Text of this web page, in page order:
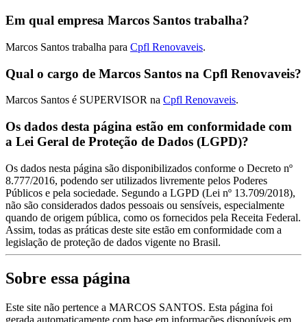
Em qual empresa Marcos Santos trabalha?
Marcos Santos trabalha para Cpfl Renovaveis.
Qual o cargo de Marcos Santos na Cpfl Renovaveis?
Marcos Santos é SUPERVISOR na Cpfl Renovaveis.
Os dados desta página estão em conformidade com
a Lei Geral de Proteção de Dados (LGPD)?
Os dados nesta página são disponibilizados conforme o Decreto nº
8.777/2016, podendo ser utilizados livremente pelos Poderes
Públicos e pela sociedade. Segundo a LGPD (Lei nº 13.709/2018),
não são considerados dados pessoais ou sensíveis, especialmente
quando de origem pública, como os fornecidos pela Receita Federal.
Assim, todas as práticas deste site estão em conformidade com a
legislação de proteção de dados vigente no Brasil.
Sobre essa página
Este site não pertence a MARCOS SANTOS. Esta página foi
gerada automaticamente com base em informações disponíveis em